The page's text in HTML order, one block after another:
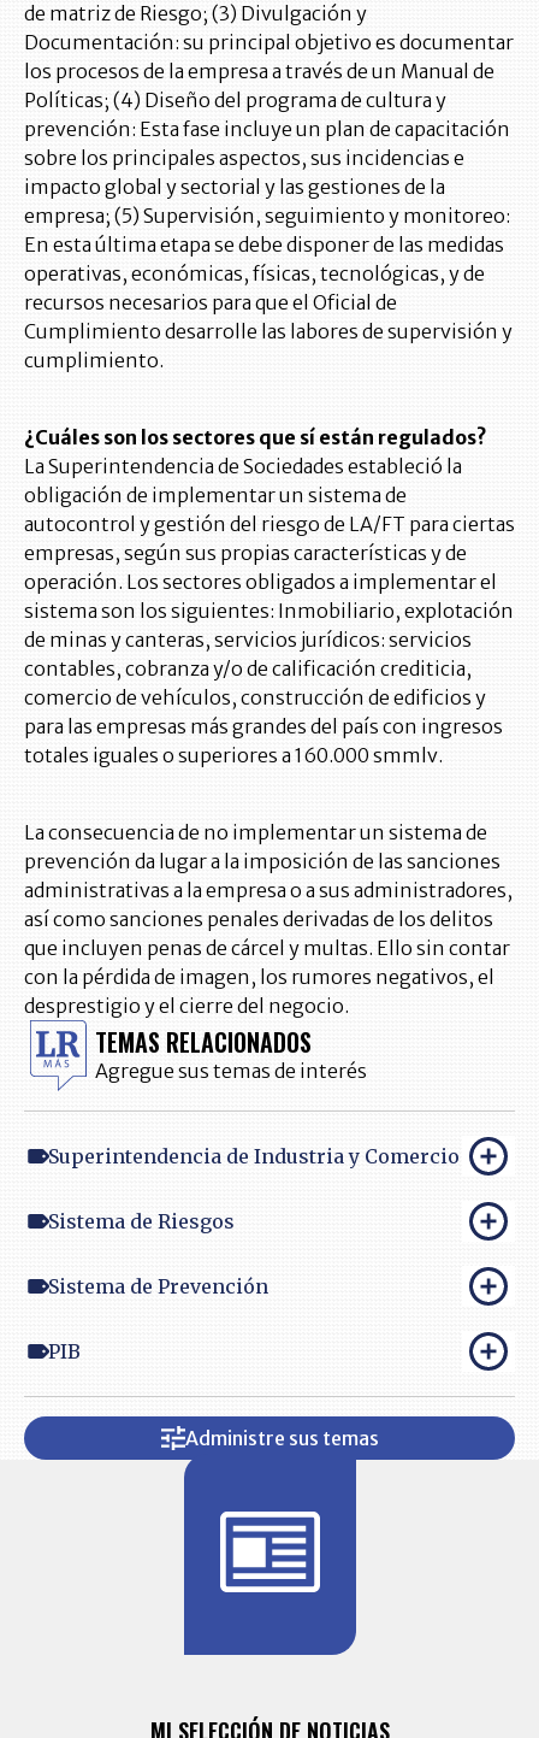
de matriz de Riesgo; (3) Divulgación y
Documentación: su principal objetivo es documentar
los procesos de la empresa a través de un Manual de
Políticas; (4) Diseño del programa de cultura y
prevención: Esta fase incluye un plan de capacitación
sobre los principales aspectos, sus incidencias e
impacto global y sectorial y las gestiones de la
empresa; (5) Supervisión, seguimiento y monitoreo:
En esta última etapa se debe disponer de las medidas
operativas, económicas, físicas, tecnológicas, y de
recursos necesarios para que el Oficial de
Cumplimiento desarrolle las labores de supervisión y
cumplimiento.
¿Cuáles son los sectores que sí están regulados?
La Superintendencia de Sociedades estableció la
obligación de implementar un sistema de
autocontrol y gestión del riesgo de LA/FT para ciertas
empresas, según sus propias características y de
operación. Los sectores obligados a implementar el
sistema son los siguientes: Inmobiliario, explotación
de minas y canteras, servicios jurídicos: servicios
contables, cobranza y/o de calificación crediticia,
comercio de vehículos, construcción de edificios y
para las empresas más grandes del país con ingresos
totales iguales o superiores a 160.000 smmlv.
La consecuencia de no implementar un sistema de
prevención da lugar a la imposición de las sanciones
administrativas a la empresa o a sus administradores,
así como sanciones penales derivadas de los delitos
que incluyen penas de cárcel y multas. Ello sin contar
con la pérdida de imagen, los rumores negativos, el
desprestigio y el cierre del negocio.
TEMAS RELACIONADOS
Agregue sus temas de interés
Superintendencia de Industria y Comercio
Sistema de Riesgos
Sistema de Prevención
PIB
Administre sus temas
MI SELECCIÓN DE NOTICIAS